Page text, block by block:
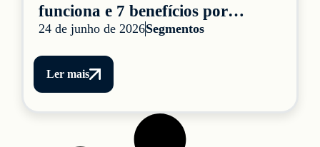
funciona e 7 benefícios por
segmento
24 de junho de 2026Segmentos
Ler mais